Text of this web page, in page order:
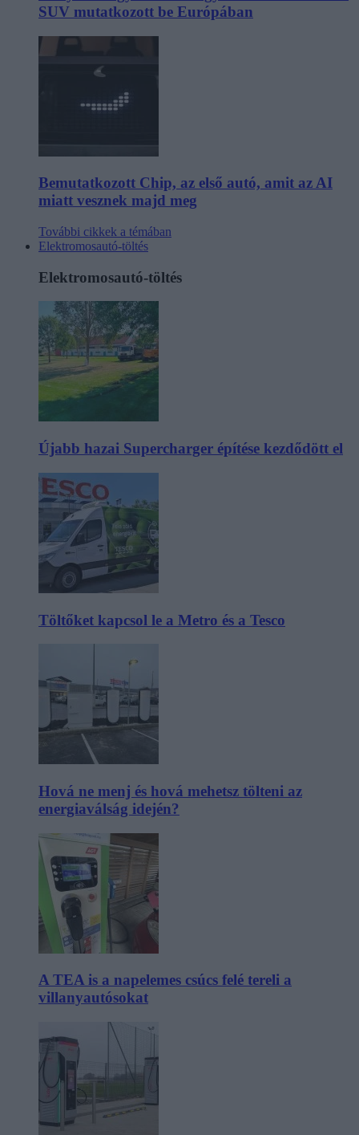
SUV mutatkozott be Európában
Bemutatkozott Chip, az első autó, amit az AI
miatt vesznek majd meg
További cikkek a témában
Elektromosautó-töltés
Elektromosautó-töltés
Újabb hazai Supercharger építése kezdődött el
Töltőket kapcsol le a Metro és a Tesco
Hová ne menj és hová mehetsz tölteni az
energiaválság idején?
A TEA is a napelemes csúcs felé tereli a
villanyautósokat